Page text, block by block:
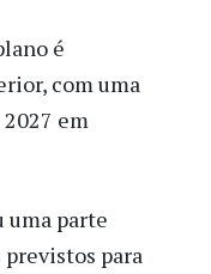
é
com uma
em
uma parte
para